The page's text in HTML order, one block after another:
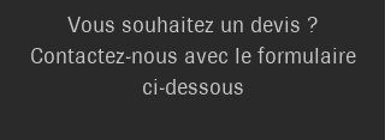
Vous souhaitez un devis ?
Contactez-nous avec le formulaire
ci-dessous